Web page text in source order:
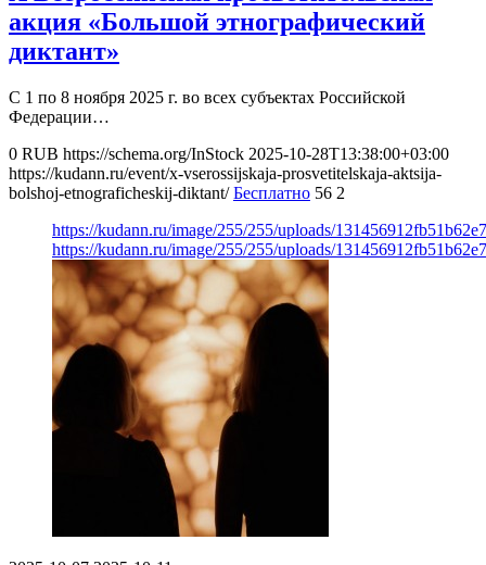
акция «Большой этнографический
диктант»
С 1 по 8 ноября 2025 г. во всех субъектах Российской
Федерации…
0 RUB https://schema.org/InStock 2025-10-28T13:38:00+03:00
https://kudann.ru/event/x-vserossijskaja-prosvetitelskaja-aktsija-
bolshoj-etnograficheskij-diktant/ Бесплатно 56 2
https://kudann.ru/image/255/255/uploads/
https://kudann.ru/image/255/255/uploads/